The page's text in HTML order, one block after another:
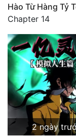
Hào Từ Hàng Tỷ
Chapter 14
2 ngày